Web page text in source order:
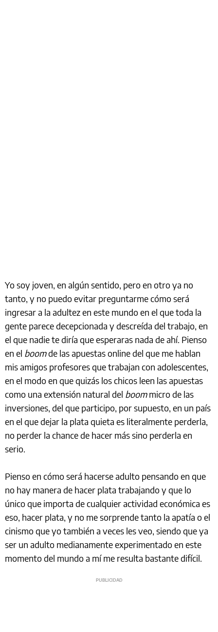
Yo soy joven, en algún sentido, pero en otro ya no
tanto, y no puedo evitar preguntarme cómo será
ingresar a la adultez en este mundo en el que toda la
gente parece decepcionada y descreída del trabajo, en
el que nadie te diría que esperaras nada de ahí. Pienso
en el boomde las apuestas online del que me hablan
mis amigos profesores que trabajan con adolescentes,
en el modo en que quizás los chicos leen las apuestas
como una extensión natural del boommicro de las
inversiones, del que participo, por supuesto, en un país
en el que dejar la plata quieta es literalmente perderla,
no perder la chance de hacer más sino perderla en
serio.
Pienso en cómo será hacerse adulto pensando en que
no hay manera de hacer plata trabajando y que lo
único que importa de cualquier actividad económica es
eso, hacer plata, y no me sorprende tanto la apatía o el
cinismo que yo también a veces les veo, siendo que ya
ser un adulto medianamente experimentado en este
momento del mundo a mí me resulta bastante difícil.